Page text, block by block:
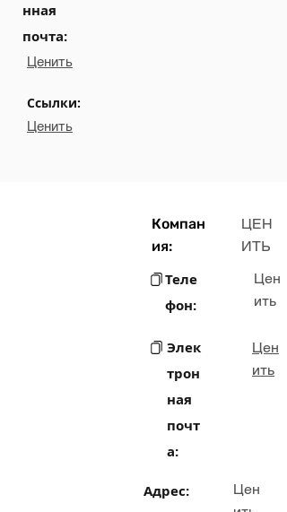
нная
почта:
Ценить
Ссылки:
Ценить
Компан
ия:
ЦЕН
ИТЬ
Теле
фон:
Цен
ить
Элек
трон
ная
почт
а:
Цен
ить
Адрес:
Цен